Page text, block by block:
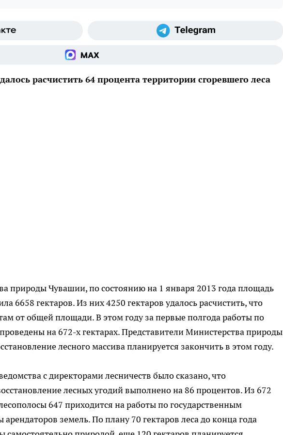
расчистить 64 процента территории сгоревшего леса
природы Чувашии, по состоянию на 1 января 2013 года площадь
6658 гектаров. Из них 4250 гектаров удалось расчистить, что
от общей площади. В этом году за первые полгода работы по
на 672-х гектарах. Представители Министерства природы
лесного массива планируется закончить в этом году.
с директорами лесничеств было сказано, что
лесных угодий выполнено на 86 процентов. Из 672
647 приходится на работы по государственным
земель. По плану 70 гектаров леса до конца года